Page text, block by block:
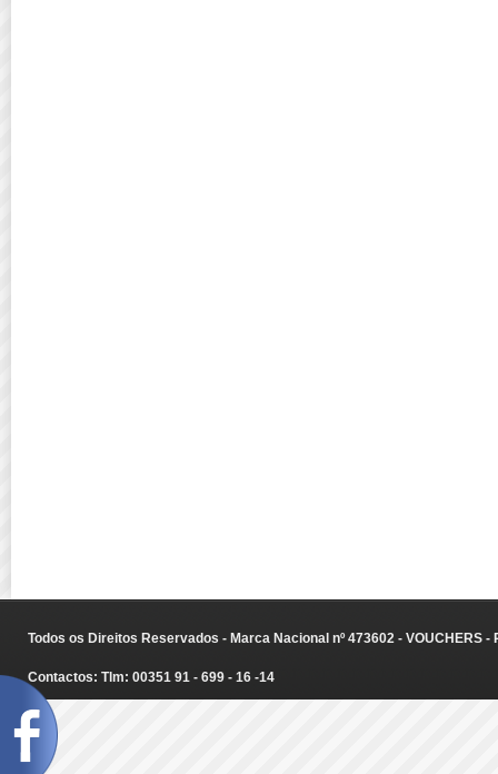
Todos os Direitos Reservados - Marca Nacional nº 473602 - VOUCHERS
Contactos: Tlm: 00351 91 - 699 - 16 -14